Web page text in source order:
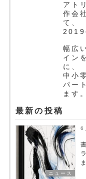
アト
作会
て、
2019
幅広
イン
に、
中小
パー
ます。
最新の投稿
ニュース
6